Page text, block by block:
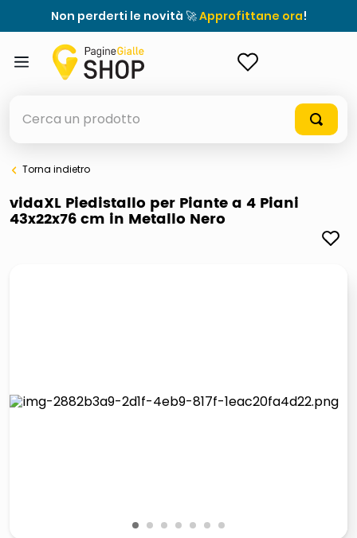
Non perderti le novità 🚀Approfittane ora!
elenchi telefonici
orologio parete
Torna indietro
vidaXL Piedistallo per Piante a 4 Piani
43x22x76 cm in Metallo Nero
1 2 3 4 5 6 7